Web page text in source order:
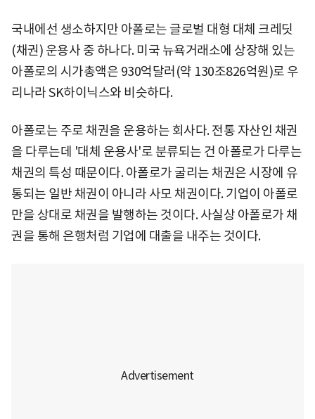
국내에선 생소하지만 아폴로는 글로벌 대형 대체 크레딧
(채권) 운용사 중 하나다. 미국 뉴욕거래소에 상장해 있는
아폴로의 시가총액은 930억달러(약 130조826억원)로 우
리나라 SK하이닉스와 비슷하다.
아폴로는 주로 채권을 운용하는 회사다. 전통 자산인 채권
을 다루는데 '대체 운용사'로 분류되는 건 아폴로가 다루는
채권의 특성 때문이다. 아폴로가 굴리는 채권은 시장에 유
통되는 일반 채권이 아니라 사모 채권이다. 기업이 아폴로
만을 상대로 채권을 발행하는 것이다. 사실상 아폴로가 채
권을 통해 은행처럼 기업에 대출을 내주는 것이다.